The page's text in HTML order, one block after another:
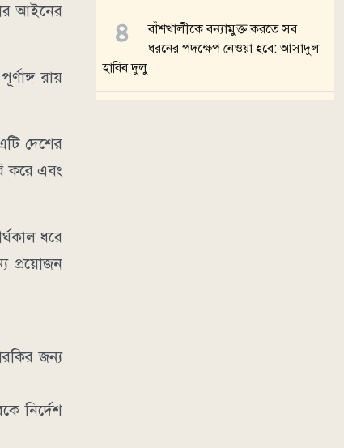
আইনের
রায়
দেশের
করে এবং
ধরে
প্রয়োজন
জন্য
নির্দেশ
বাঁশখালীকে বন্যামুক্ত করতে সব
ধরনের পদক্ষেপ নেওয়া হবে: আসাদুল
হাবিব দুলু